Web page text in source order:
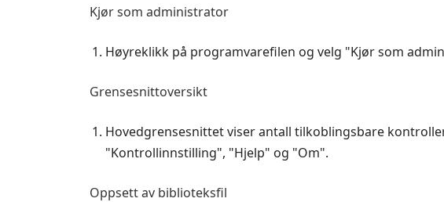
Kjør som administrator
Høyreklikk på programvarefilen og velg "Kjør som
Grensesnittoversikt
Hovedgrensesnittet viser antall tilkoblingsbare
"Kontrollinnstilling", "Hjelp" og "Om".
Oppsett av biblioteksfil